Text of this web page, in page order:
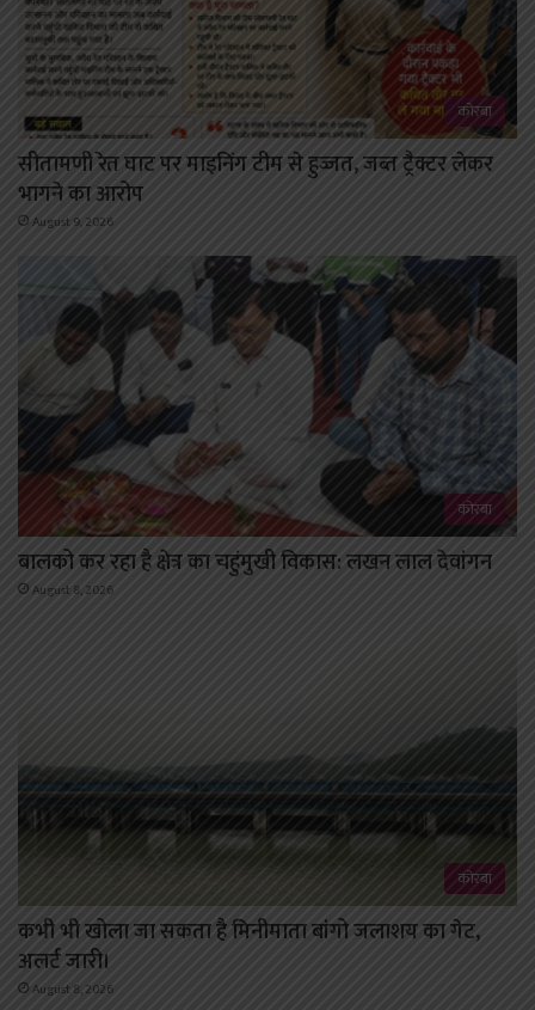
कोरबा
सीतामणी रेत घाट पर माइनिंग टीम से हुज्जत, जब्त ट्रैक्टर लेकर
भागने का आरोप
August 9, 2026
कोरबा
बालको कर रहा है क्षेत्र का चहुंमुखी विकास: लखन लाल देवांगन
August 8, 2026
कोरबा
कभी भी खोला जा सकता है मिनीमाता बांगो जलाशय का गेट,
अलर्ट जारी।
August 8, 2026